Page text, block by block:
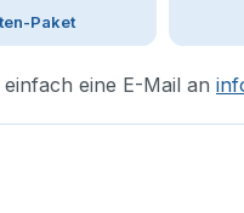
Paket
eine E-Mail an